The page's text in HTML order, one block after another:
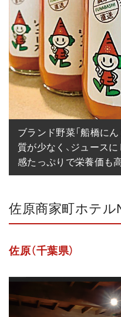
ブランド野菜「船橋に
質が少なく、ジュース
感たっぷりで栄養価も高
佐原商家町ホテル
佐原（千葉県）